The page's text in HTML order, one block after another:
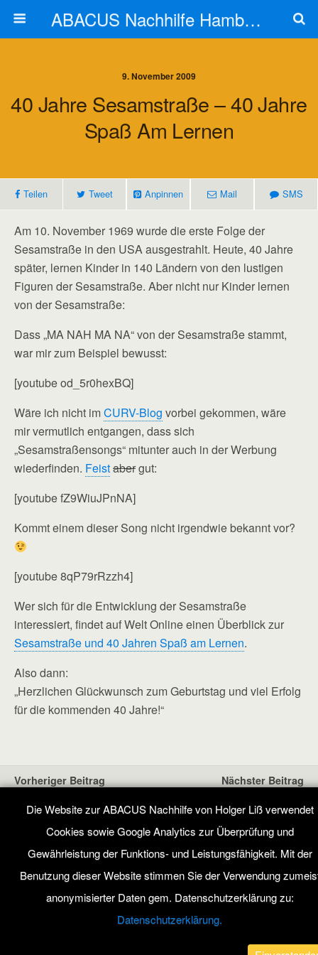
ABACUS Nachhilfe Hamburg
9. November 2009
40 Jahre Sesamstraße – 40 Jahre
Spaß Am Lernen
Teilen Tweet Anpinnen Mail SMS
Am 10. November 1969 wurde die erste Folge der
Sesamstraße in den USA ausgestrahlt. Heute, 40 Jahre
später, lernen Kinder in 140 Ländern von den lustigen
Figuren der Sesamstraße. Aber nicht nur Kinder lernen
von der Sesamstraße:
Dass „MA NAH MA NA“ von der Sesamstraße stammt,
war mir zum Beispiel bewusst:
[youtube od_5r0hexBQ]
Wäre ich nicht imCURV-Blog vorbei gekommen, wäre
mir vermutlich entgangen, dass sich
„Sesamstraßensongs“ mitunter auch in der Werbung
wiederfinden. Feistabergut:
[youtube fZ9WiuJPnNA]
Kommt einem dieser Song nicht irgendwie bekannt vor?
[youtube 8qP79rRzzh4]
Wer sich für die Entwicklung der Sesamstraße
interessiert, findet auf Welt Online einen Überblick zur
Sesamstraße und 40 Jahren Spaß am Lernen.
Also dann:
„Herzlichen Glückwunsch zum Geburtstag und viel Erfolg
für die kommenden 40 Jahre!“
Vorheriger Beitrag
Ahrensburg
Nächster Beitrag
Hamburg
Zum Seitenanfang
Mobil Desktop
Die Website zur ABACUS Nachhilfe von Holger Liß verwendet
Cookies sowie Google Analytics zur Überprüfung und
Gewährleistung der Funktions- und Leistungsfähigkeit. Mit der
Benutzung dieser Website stimmen Sie der Verwendung
anonymisierter Daten gem. Datenschutzerklärung zu:
Datenschutzerklärung.